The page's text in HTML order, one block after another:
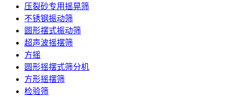
压裂砂专用摇晃筛
不锈钢振动筛
圆形摆式振动筛
超声波摇摆筛
方摇
圆形摇摆式筛分机
方形摇摆筛
检验筛